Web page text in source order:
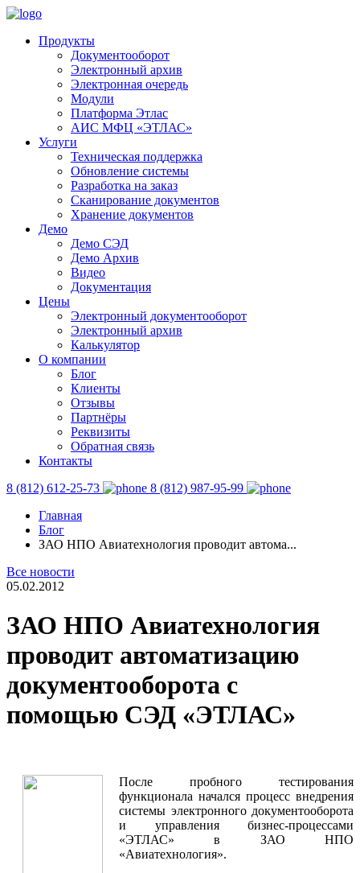
Продукты
Документооборот
Электронный архив
Электронная очередь
Модули
Платформа Этлас
АИС МФЦ «ЭТЛАС»
Услуги
Техническая поддержка
Обновление системы
Разработка на заказ
Сканирование документов
Хранение документов
Демо
Демо СЭД
Демо Архив
Видео
Документация
Цены
Электронный документооборот
Электронный архив
Калькулятор
О компании
Блог
Клиенты
Отзывы
Партнёры
Реквизиты
Обратная связь
Контакты
8 (812) 612-25-73
8 (812) 987-95-99
Главная
Блог
ЗАО НПО Авиатехнология проводит автома...
Все новости
05.02.2012
ЗАО НПО Авиатехнология
проводит автоматизацию
документооборота с
помощью СЭД «ЭТЛАС»
После пробного тестирования
функционала начался процесс внедрения
системы электронного документооборота
и управления бизнес-процессами
«ЭТЛАС» в ЗАО НПО
«Авиатехнология».